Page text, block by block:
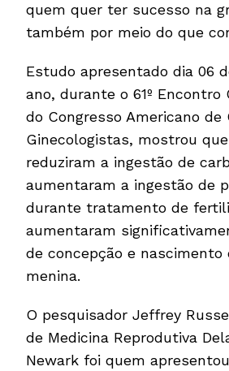
quem quer ter sucesso na
também por meio do que
Estudo apresentado dia 06
ano, durante o 61º Encontro
do Congresso Americano
Ginecologistas, mostrou
reduziram a ingestão de
aumentaram a ingestão de
durante tratamento de
aumentaram
de concepção e nascimento
menina.
O pesquisador Jeffrey
de Medicina Reprodutiva
Newark foi quem